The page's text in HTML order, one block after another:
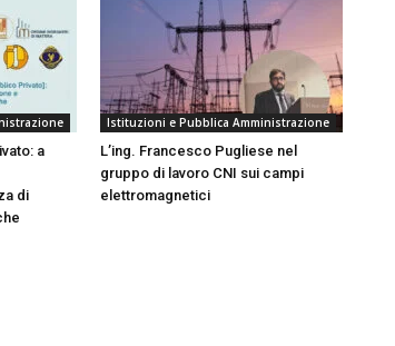
a
di
Istituzioni e Pubblica Amministrazione
L’ing. Francesco Pugliese nel
gruppo di lavoro CNI sui campi
elettromagnetici